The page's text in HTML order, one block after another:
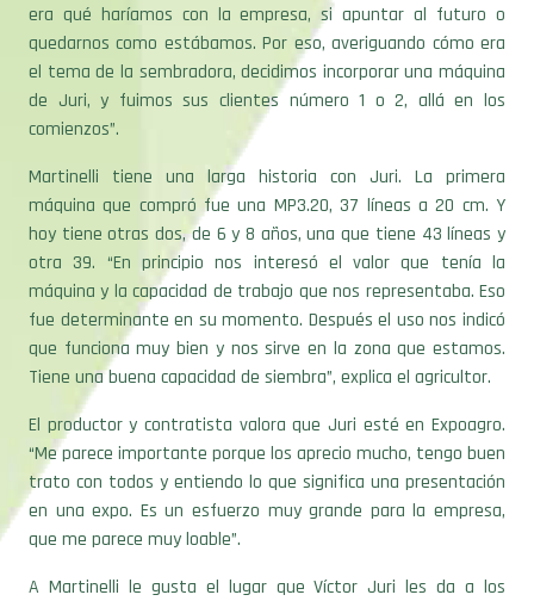
era qué haríamos con la empresa, si apuntar al futuro o
quedarnos como estábamos. Por eso, averiguando cómo era
el tema de la sembradora, decidimos incorporar una máquina
de Juri, y fuimos sus clientes número 1 o 2, allá en los
comienzos”.
Martinelli tiene una larga historia con Juri. La primera
máquina que compró fue una MP3.20, 37 líneas a 20 cm. Y
hoy tiene otras dos, de 6 y 8 años, una que tiene 43 líneas y
otra 39. “En principio nos interesó el valor que tenía la
máquina y la capacidad de trabajo que nos representaba. Eso
fue determinante en su momento. Después el uso nos indicó
que funciona muy bien y nos sirve en la zona que estamos.
Tiene una buena capacidad de siembra”, explica el agricultor.
El productor y contratista valora que Juri esté en Expoagro.
“Me parece importante porque los aprecio mucho, tengo buen
trato con todos y entiendo lo que significa una presentación
en una expo. Es un esfuerzo muy grande para la empresa,
que me parece muy loable”.
A Martinelli le gusta el lugar que Víctor Juri les da a los